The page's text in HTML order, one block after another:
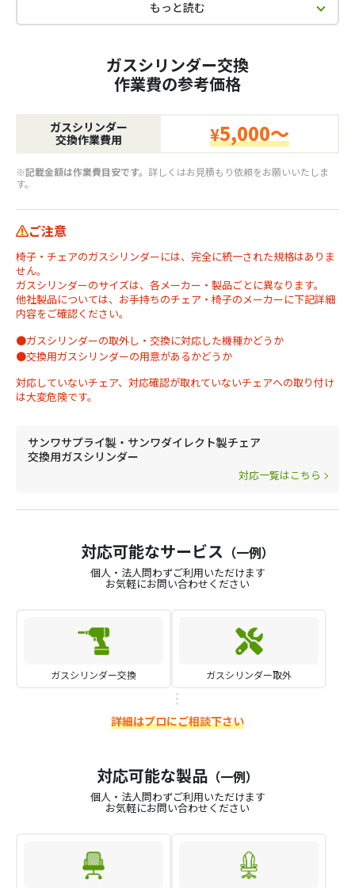
もっと読む
ガスシリンダー交換
作業費の参考価格
ガスシリンダー
交換作業費用
¥5,000～
※記載金額は作業費目安です。 詳しくはお見積もり依頼をお願いいたしま
す。
ご注意
椅子・チェアのガスシリンダーには、完全に統一された規格はありま
せん。
ガスシリンダーのサイズは、各メーカー・製品ごとに異なります。
他社製品については、お手持ちのチェア・椅子のメーカーに下記詳細
内容をご確認ください。
●ガスシリンダーの取外し・交換に対応した機種かどうか
●交換用ガスシリンダーの用意があるかどうか
対応していないチェア、対応確認が取れていないチェアへの取り付け
は大変危険です。
サンワサプライ製・サンワダイレクト製チェア
交換用ガスシリンダー
対応一覧はこちら
対応可能なサービス （一例）
個人・法人問わずご利用いただけます
お気軽にお問い合わせください
ガスシリンダー交換 ガスシリンダー取外
詳細はプロにご相談下さい
対応可能な製品 （一例）
個人・法人問わずご利用いただけます
お気軽にお問い合わせください